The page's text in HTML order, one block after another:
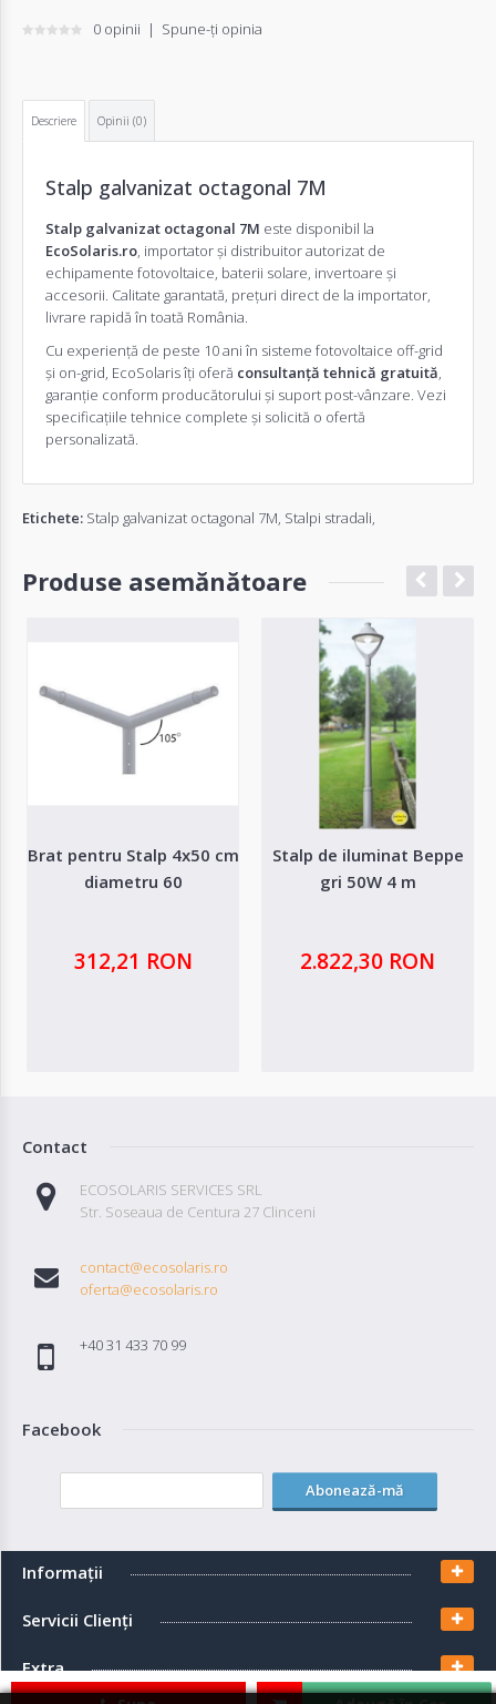
0 opinii | Spune-ţi opinia
Descriere Opinii (0)
Stalp galvanizat octagonal 7M
Stalp galvanizat octagonal 7M este disponibil la
EcoSolaris.ro , importator și distribuitor autorizat de
echipamente fotovoltaice, baterii solare, invertoare și
accesorii. Calitate garantată, prețuri direct de la importator,
livrare rapidă în toată România.
Cu experiență de peste 10 ani în sisteme fotovoltaice off-grid
și on-grid, EcoSolaris îți oferă consultanță tehnică gratuită
garanție conform producătorului și suport post-vânzare. Vezi
specificațiile tehnice complete și solicită o ofertă
personalizată
Etichete: Stalp galvanizat octagonal 7M Stalpi stradali
Produse asemănătoare
Brat pentru Stalp 4x50 cm
diametru 60
312,21 RON
Stalp de iluminat Beppe
gri 50W 4 m
2.822,30 RON
Contact
ECOSOLARIS SERVICES SRL
Str. Soseaua de Centura 27 Clinceni
contact@ecosolaris.ro
oferta@ecosolaris.ro
+40 31 433 70 99
Facebook
Abonează-mă
Informaţii
Servicii Clienţi
Extra